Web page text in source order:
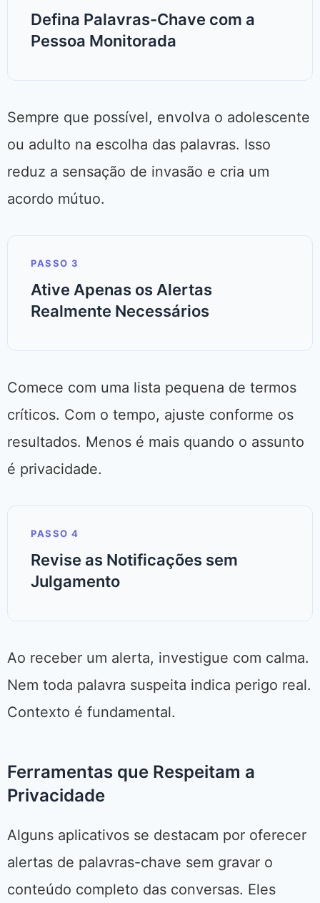
Defina Palavras-Chave com a
Pessoa Monitorada
Sempre que possível, envolva o adolescente
ou adulto na escolha das palavras. Isso
reduz a sensação de invasão e cria um
acordo mútuo.
PASSO 3
Ative Apenas os Alertas
Realmente Necessários
Comece com uma lista pequena de termos
críticos. Com o tempo, ajuste conforme os
resultados. Menos é mais quando o assunto
é privacidade.
PASSO 4
Revise as Notificações sem
Julgamento
Ao receber um alerta, investigue com calma.
Nem toda palavra suspeita indica perigo real.
Contexto é fundamental.
Ferramentas que Respeitam a
Privacidade
Alguns aplicativos se destacam por oferecer
alertas de palavras-chave sem gravar o
conteúdo completo das conversas. Eles